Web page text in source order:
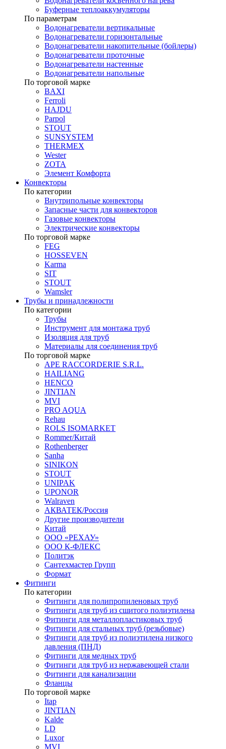
Буферные теплоаккумуляторы
По параметрам
Водонагреватели вертикальные
Водонагреватели горизонтальные
Водонагреватели накопительные (бойлеры)
Водонагреватели проточные
Водонагреватели настенные
Водонагреватели напольные
По торговой марке
BAXI
Ferroli
HAJDU
Parpol
STOUT
SUNSYSTEM
THERMEX
Wester
ZOTA
Элемент Комфорта
Конвекторы
По категории
Внутрипольные конвекторы
Запасные части для конвекторов
Газовые конвекторы
Электрические конвекторы
По торговой марке
FEG
HOSSEVEN
Karma
SIT
STOUT
Wamsler
Трубы и принадлежности
По категории
Трубы
Инструмент для монтажа труб
Изоляция для труб
Материалы для соединения труб
По торговой марке
APE RACCORDERIE S.R.L.
HAILIANG
HENCO
JINTIAN
MVI
PRO AQUA
Rehau
ROLS ISOMARKET
Rommer/Китай
Rothenberger
Sanha
SINIKON
STOUT
UNIPAK
UPONOR
Walraven
АКВАТЕК/Россия
Другие производители
Китай
ООО «РЕХАУ»
ООО К-ФЛЕКС
Политэк
Сантехмастер Групп
Формат
Фитинги
По категории
Фитинги для полипропиленовых труб
Фитинги для труб из сшитого полиэтилена
Фитинги для металлопластиковых труб
Фитинги для стальных труб (резьбовые)
Фитинги для труб из полиэтилена низкого
давления (ПНД)
Фитинги для медных труб
Фитинги для труб из нержавеющей стали
Фитинги для канализации
Фланцы
По торговой марке
Itap
JINTIAN
Kalde
LD
Luxor
MVI